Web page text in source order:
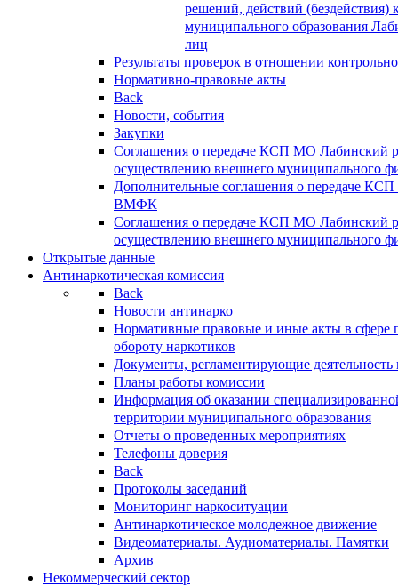
решений, действий (бездействия)
муниципального образования
лиц
Результаты проверок в отношении
Нормативно-правовые акты
Back
Новости, события
Закупки
Соглашения о передаче КСП МО Лабинский
осуществлению внешнего муниципального
Дополнительные соглашения о передаче
ВМФК
Соглашения о передаче КСП МО Лабинский
осуществлению внешнего муниципального
Открытые данные
Антинаркотическая комиссия
Back
Новости антинарко
Нормативные правовые и иные акты в сфере
обороту наркотиков
Документы, регламентирующие деятельность
Планы работы комиссии
Информация об оказании
территории муниципального образования
Отчеты о проведенных мероприятиях
Телефоны доверия
Back
Протоколы заседаний
Мониторинг наркоситуации
Антинаркотическое молодежное движение
Видеоматериалы. Аудиоматериалы. Памятки
Архив
Некоммерческий сектор